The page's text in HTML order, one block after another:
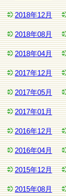
2018年12月
2018年08月
2018年04月
2017年12月
2017年05月
2017年01月
2016年12月
2016年04月
2015年12月
2015年08月